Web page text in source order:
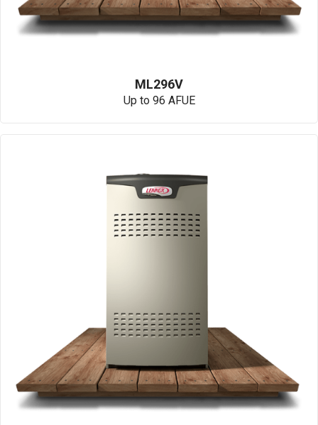
ML296V
Up to 96 AFUE